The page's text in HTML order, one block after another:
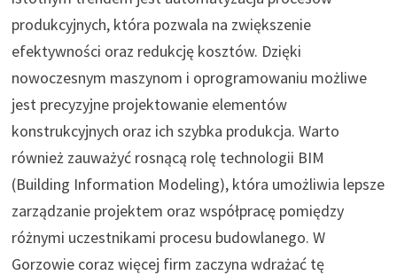
produkcyjnych, która pozwala na zwiększenie
efektywności oraz redukcję kosztów. Dzięki
nowoczesnym maszynom i oprogramowaniu możliwe
jest precyzyjne projektowanie elementów
konstrukcyjnych oraz ich szybka produkcja. Warto
również zauważyć rosnącą rolę technologii BIM
(Building Information Modeling), która umożliwia lepsze
zarządzanie projektem oraz współpracę pomiędzy
różnymi uczestnikami procesu budowlanego. W
Gorzowie coraz więcej firm zaczyna wdrażać tę